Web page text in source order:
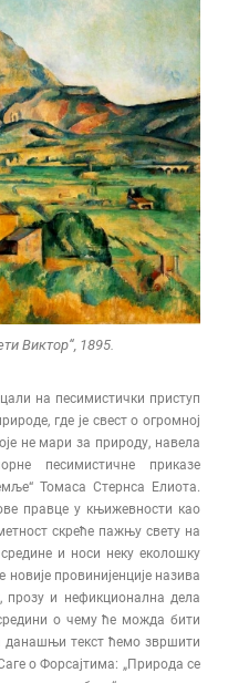
Виктор“, 1895.
на песимистички приступ
где је свест о огромној
не мари за природу, навела
песимистичне приказе
Томаса Стернса Елиота.
правце у књижевности као
скреће пажњу свету на
и носи неку еколошку
новије провинијенције назива
прозу и нефикционална дела
о чему ће можда бити
данашњи текст ћемо звршити
о Форсајтима: „Природа се